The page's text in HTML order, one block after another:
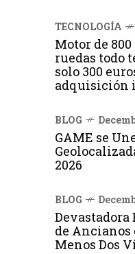
TECNOLOGÍA
Motor de
ruedas todo
solo 300
adquisición
BLOG
GAME se
2026
BLOG
de Ancianos
Menos Dos